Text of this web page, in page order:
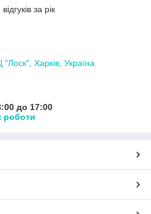
за рік
Харків, Україна
до 17:00
роботи